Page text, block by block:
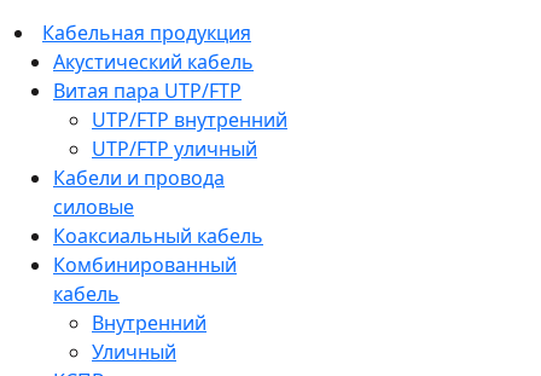
Кабельная продукция
Акустический кабель
Витая пара UTP/FTP
UTP/FTP внутренний
UTP/FTP уличный
Кабели и провода
силовые
Коаксиальный кабель
Комбинированный
кабель
Внутренний
Уличный